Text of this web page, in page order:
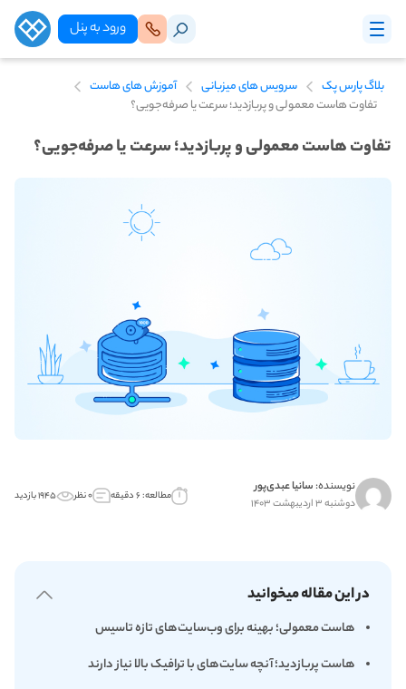
ورود‌ به‌ پنل
بلاگ پارس پک سرویس های میزبانی
آموزش های هاست
تفاوت هاست معمولی و پربازدید؛ سرعت یا صرفه‌جویی؟
تفاوت هاست معمولی و پربازدید؛ سرعت یا صرفه‌جویی؟
نویسنده: سانیا عبدی‌پور
دوشنبه ۳ اردیبهشت ۱۴۰۳ مطالعه: ۶ دقیقه ۰ نظر ۱۹۴۵ بازدید
در این مقاله میخوانید
هاست معمولی؛ بهینه برای وب‌سایت‌های تازه تاسیس
هاست پربازدید؛‌ آنچه سایت‌های با ترافیک بالا نیاز دارند